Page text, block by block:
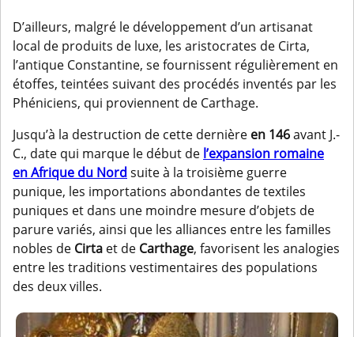
D’ailleurs, malgré le développement d’un artisanat
local de produits de luxe, les aristocrates de Cirta,
l’antique Constantine, se fournissent régulièrement en
étoffes, teintées suivant des procédés inventés par les
Phéniciens, qui proviennent de Carthage.
Jusqu’à la destruction de cette dernière en 146avant J.-
C., date qui marque le début de l’expansion romaine
en Afrique du Nord suite à la troisième guerre
punique, les importations abondantes de textiles
puniques et dans une moindre mesure d’objets de
parure variés, ainsi que les alliances entre les familles
nobles de Cirta et de Carthage, favorisent les analogies
entre les traditions vestimentaires des populations
des deux villes.